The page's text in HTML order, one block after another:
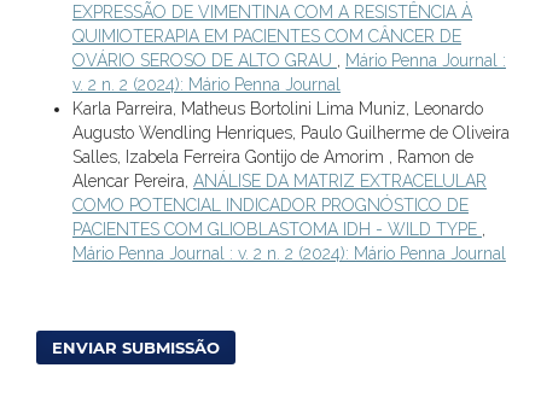
EXPRESSÃO DE VIMENTINA COM A RESISTÊNCIA À
QUIMIOTERAPIA EM PACIENTES COM CÂNCER DE
OVÁRIO SEROSO DE ALTO GRAU , Mário Penna Journal :
v. 2 n. 2 (2024): Mário Penna Journal
Karla Parreira, Matheus Bortolini Lima Muniz, Leonardo
Augusto Wendling Henriques, Paulo Guilherme de Oliveira
Salles, Izabela Ferreira Gontijo de Amorim , Ramon de
Alencar Pereira, ANÁLISE DA MATRIZ EXTRACELULAR
COMO POTENCIAL INDICADOR PROGNÓSTICO DE
PACIENTES COM GLIOBLASTOMA IDH - WILD TYPE ,
Mário Penna Journal : v. 2 n. 2 (2024): Mário Penna Journal
ENVIAR SUBMISSÃO